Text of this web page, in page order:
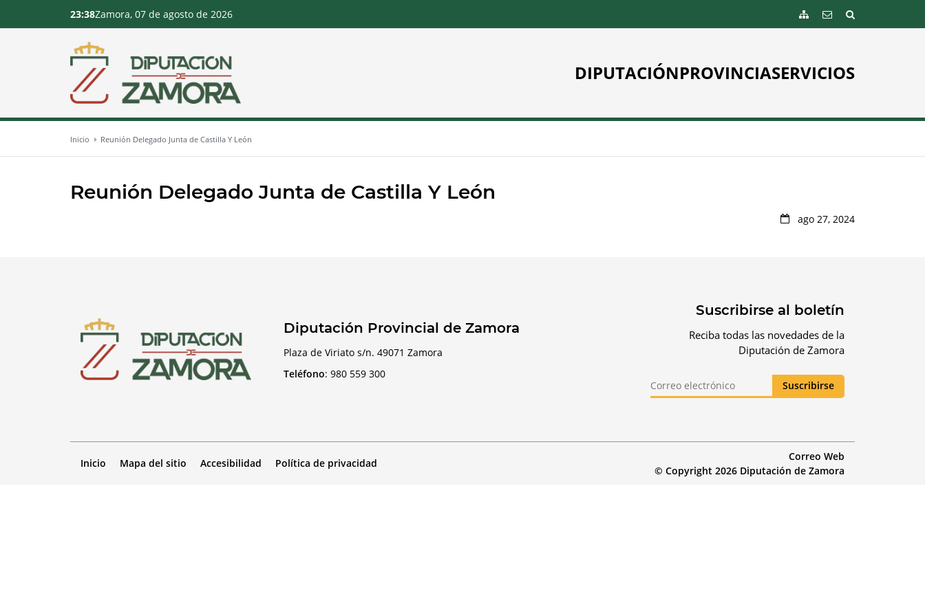
DIPUTACIÓNPROVINCIASERVICIOS
23:38Zamora, 07 de agosto de 2026
Inicio Reunión Delegado Junta de Castilla Y León
Reunión Delegado Junta de Castilla Y León
ago 27, 2024
Diputación Provincial de Zamora
Plaza de Viriato s/n. 49071 Zamora
Teléfono: 980 559 300
Suscribirse al boletín
Reciba todas las novedades de la
Diputación de Zamora
Inicio Mapa del sitio Accesibilidad Política de privacidad
Correo Web
© Copyright 2026 Diputación de Zamora